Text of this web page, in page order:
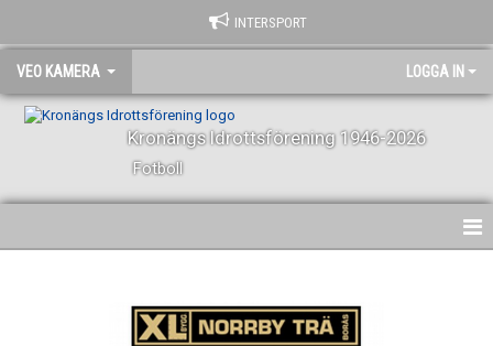
INTERSPORT
VEO KAMERA LOGGA IN
Kronängs Idrottsförening 1946-2026
Fotboll